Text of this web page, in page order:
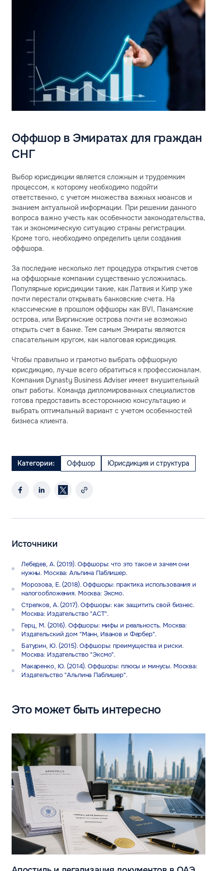
Оффшор в Эмиратах для граждан
СНГ
Выбор юрисдикции является сложным и трудоемким
процессом, к которому необходимо подойти
ответственно, с учетом множества важных нюансов и
знанием актуальной информации. При решении данного
вопроса важно учесть как особенности законодательства,
так и экономическую ситуацию страны регистрации.
Кроме того, необходимо определить цели создания
оффшора.
За последние несколько лет процедура открытия счетов
на оффшорные компании существенно усложнилась.
Популярные юрисдикции такие, как Латвия и Кипр уже
почти перестали открывать банковские счета. На
классические в прошлом оффшоры как BVI, Панамские
острова, или Виргинские острова почти не возможно
открыть счет в банке. Тем самым Эмираты являются
спасательным кругом, как налоговая юрисдикция.
Чтобы правильно и грамотно выбрать оффшорную
юрисдикцию, лучше всего обратиться к профессионалам.
Компания Dynasty Business Adviser имеет внушительный
опыт работы. Команда дипломированных специалистов
готова предоставить всестороннюю консультацию и
выбрать оптимальный вариант с учетом особенностей
бизнеса клиента.
Категории: Оффшор Юрисдикция и структура
Источники
Лебедев, А. (2019). Оффшоры: что это такое и зачем они
нужны. Москва: Альпина Паблишер.
Морозова, Е. (2018). Оффшоры: практика использования и
налогообложения. Москва: Эксмо.
Стрелков, А. (2017). Оффшоры: как защитить свой бизнес.
Москва: Издательство "АСТ".
Герц, М. (2016). Оффшоры: мифы и реальность. Москва:
Издательский дом "Манн, Иванов и Фербер".
Батурин, Ю. (2015). Оффшоры: преимущества и риски.
Москва: Издательство "Эксмо".
Макаренко, Ю. (2014). Оффшоры: плюсы и минусы. Москва:
Издательство "Альпина Паблишер".
Это может быть интересно